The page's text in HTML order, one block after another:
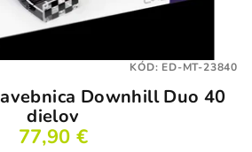
Downhill Duo 40
dielov
77,90 €
KÓD: ED-MT-23840